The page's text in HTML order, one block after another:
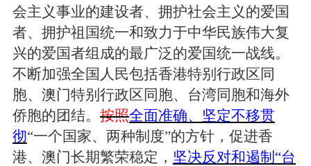
会主义事业的建设者、拥护社会主义的爱国
者、拥护祖国统一和致力于中华民族伟大复
兴的爱国者组成的最广泛的爱国统一战线。
不断加强全国人民包括香港特别行政区同
胞、澳门特别行政区同胞、台湾同胞和海外
侨胞的团结。按照全面准确、坚定不移贯
彻“一个国家、两种制度”的方针，促进香
港、澳门长期繁荣稳定， 坚决反对和遏制“台